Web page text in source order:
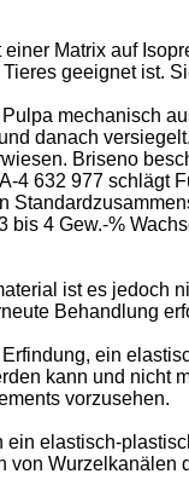
Matrix auf
geeignet ist.
mechanisch
danach
Briseno
632 977 schlägt
4 Gew.-%
ist es
Behandlung
ein
kann und
vorzusehen.
elastisch-
Wurzelkanälen